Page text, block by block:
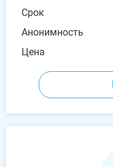
Срок
Анонимность
Цена